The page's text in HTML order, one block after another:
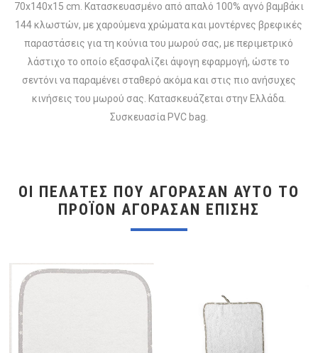
70x140x15 cm. Κατασκευασμένο από απαλό 100% αγνό βαμβάκι
144 κλωστών, με χαρούμενα χρώματα και μοντέρνες βρεφικές
παραστάσεις για τη κούνια του μωρού σας, με περιμετρικό
λάστιχο το οποίο εξασφαλίζει άψογη εφαρμογή, ώστε το
σεντόνι να παραμένει σταθερό ακόμα και στις πιο ανήσυχες
κινήσεις του μωρού σας. Κατασκευάζεται στην Ελλάδα.
Συσκευασία PVC bag.
ΟΙ ΠΕΛΆΤΕΣ ΠΟΥ ΑΓΌΡΑΣΑΝ ΑΥΤΌ ΤΟ
ΠΡΟΪΌΝ ΑΓΌΡΑΣΑΝ ΕΠΊΣΗΣ